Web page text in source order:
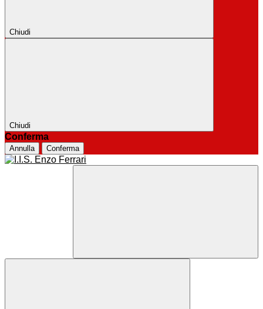
Chiudi
Chiudi
Conferma
Annulla Conferma